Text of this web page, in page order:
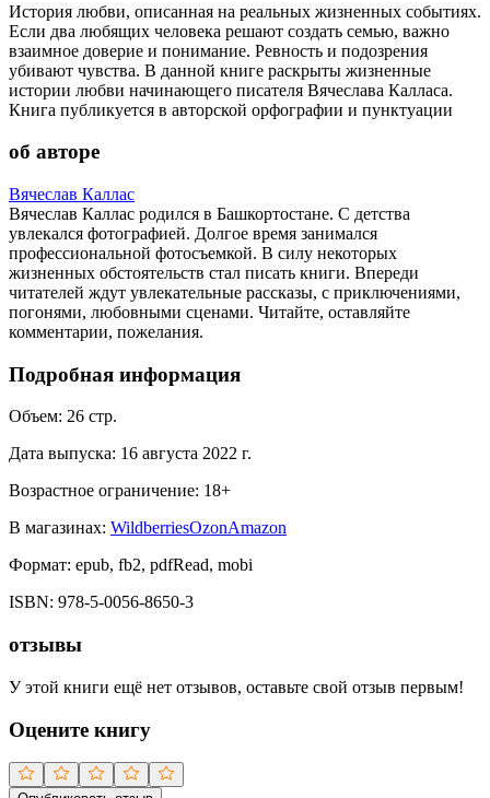
История любви, описанная на реальных жизненных событиях.
Если два любящих человека решают создать семью, важно
взаимное доверие и понимание. Ревность и подозрения
убивают чувства. В данной книге раскрыты жизненные
истории любви начинающего писателя Вячеслава Калласа.
Книга публикуется в авторской орфографии и пунктуации
об авторе
Вячеслав Каллас
Вячеслав Каллас родился в Башкортостане. С детства
увлекался фотографией. Долгое время занимался
профессиональной фотосъемкой. В силу некоторых
жизненных обстоятельств стал писать книги. Впереди
читателей ждут увлекательные рассказы, с приключениями,
погонями, любовными сценами. Читайте, оставляйте
комментарии, пожелания.
Подробная информация
Объем: 26 стр.
Дата выпуска: 16 августа 2022 г.
Возрастное ограничение: 18+
В магазинах: WildberriesOzonAmazon
Формат: epub, fb2, pdfRead, mobi
ISBN: 978-5-0056-8650-3
отзывы
У этой книги ещё нет отзывов, оставьте свой отзыв первым!
Оцените книгу